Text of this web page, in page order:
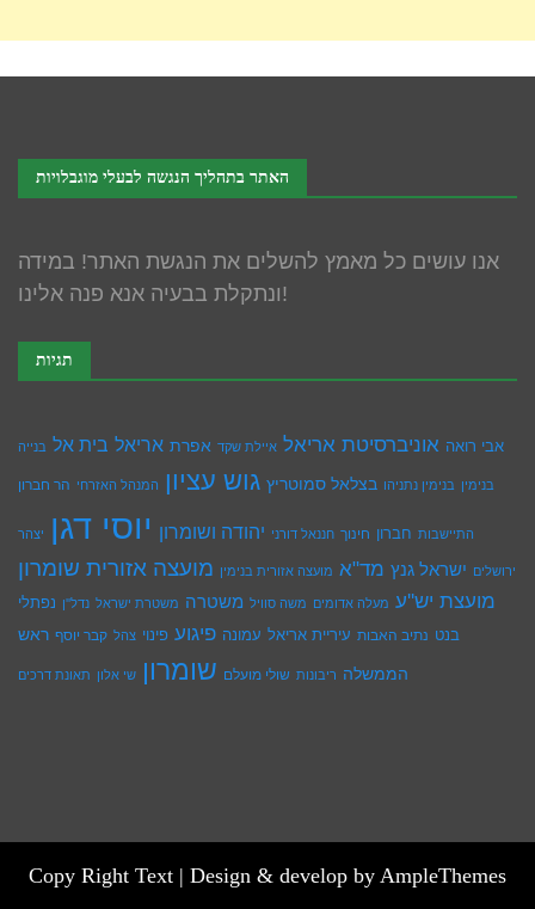
האתר בתהליך הנגשה לבעלי מוגבלויות
אנו עושים כל מאמץ להשלים את הנגשת האתר! במידה
ונתקלת בבעיה אנא פנה אלינו!
תגיות
אבי רואה אוניברסיטת אריאל איילת שקד אפרת אריאל בית אל בנייה
בנימין בנימין נתניהו בצלאל סמוטריץ גוש עציון המנהל האזרחי הר חברון
התיישבות חברון חינוך חננאל דורני יהודה ושומרון יוסי דגן יצהר
ירושלים ישראל גנץ מד"א מועצה אזורית בנימין מועצה אזורית שומרון
מועצת יש''ע מעלה אדומים משה סוויל משטרה משטרת ישראל נדל''ן נפתלי
בנט נתיב האבות עיריית אריאל עמונה פיגוע פינוי צהל קבר יוסף ראש
הממשלה ריבונות שולי מועלם שומרון שי אלון תאונת דרכים
Copy Right Text | Design & develop by AmpleThemes